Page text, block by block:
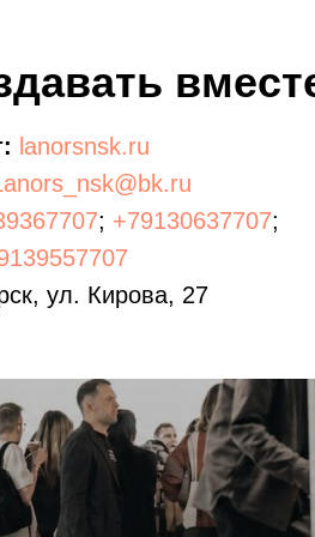
lanorsnsk.ru
; +79130637707;
ул. Кирова, 27